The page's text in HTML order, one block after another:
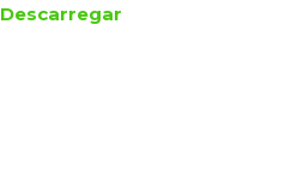
Descarregar